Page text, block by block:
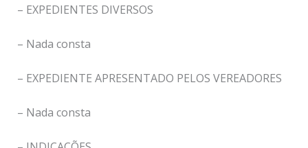
– EXPEDIENTES DIVERSOS
– Nada consta
– EXPEDIENTE APRESENTADO PELOS VEREADORES
– Nada consta